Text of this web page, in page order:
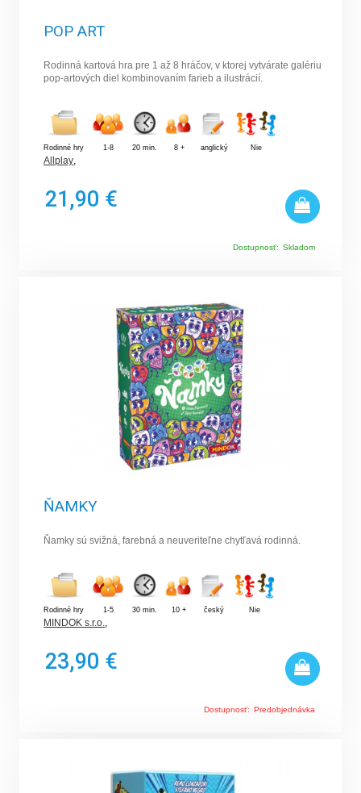
POP ART
Rodinná kartová hra pre 1 až 8 hráčov, v ktorej vytvárate galériu
pop-artových diel kombinovaním farieb a ilustrácií.
Rodinné hry 1-8 20 min. 8 + anglický Nie
Allplay,
21,90 €
Dostupnosť: Skladom
ŇAMKY
Ňamky sú svižná, farebná a neuveriteľne chytľavá rodinná.
Rodinné hry 1-5 30 min. 10 + český Nie
MINDOK s.r.o.,
23,90 €
Dostupnosť: Predobjednávka